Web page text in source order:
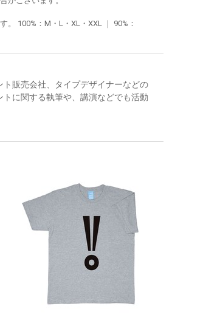
100%：M・L・XL・XXL ｜ 90%：
販売会社、タイプデザイナーなどの
に関する執筆や、講演などでも活動